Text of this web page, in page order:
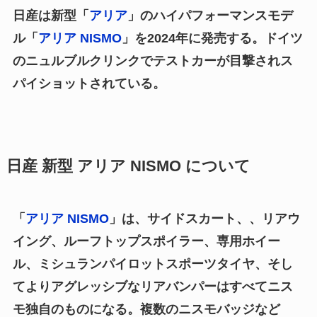
日産は新型「 アリア」のハイパフォーマンスモデ
ル「 アリア NISMO」を2024年に発売する。ドイツ
のニュルブルクリンクでテストカーが目撃されス
パイショットされている。
日産 新型 アリア NISMO について
「 アリア NISMO」は、サイドスカート、、リアウ
イング、ルーフトップスポイラー、専用ホイー
ル、ミシュランパイロットスポーツタイヤ、そし
てよりアグレッシブなリアバンパーはすべてニス
モ独自のものになる。複数のニスモバッジなど